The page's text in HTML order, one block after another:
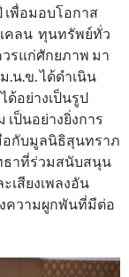
เพื่อมอบโอกาส
คลน ทุนทรัพย์ทั่ว
รแก่ศักยภาพ มา
.น.ข. ได้ดำเนิน
ด้อย่างเป็นรูป
ป็นอย่างยิ่งการ
อกับมูลนิธิสุนทราภ
ธาที่ร่วมสนับสนุน
เสียงเพลงอัน
งความผูกพันที่มีต่อ